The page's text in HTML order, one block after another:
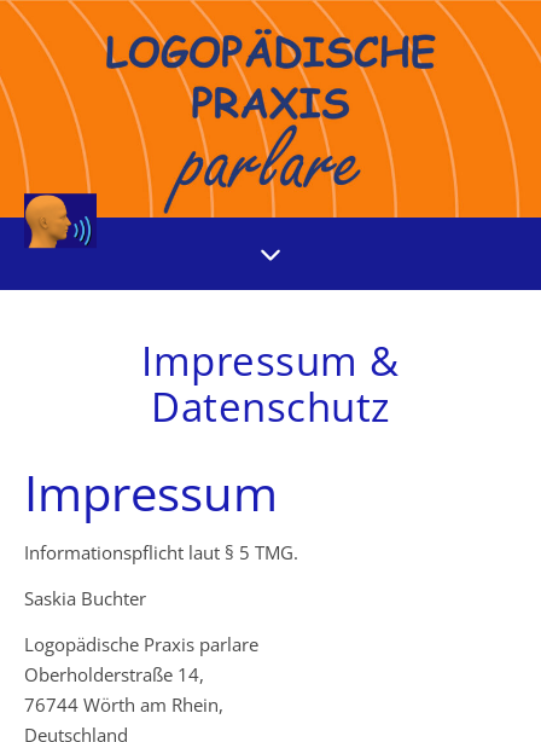
Impressum &
Datenschutz
Impressum
Informationspflicht laut § 5 TMG.
Saskia Buchter
Logopädische Praxis parlare
Oberholderstraße 14,
76744 Wörth am Rhein,
Deutschland